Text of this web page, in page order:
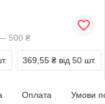
— 500 ₴
369,55 ₴ від 50 шт.
Оплата Умови